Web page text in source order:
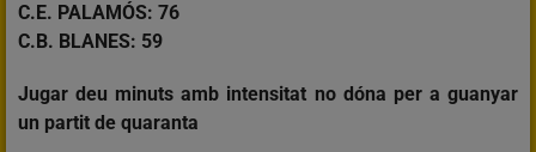
C.E. PALAMÓS: 76
C.B. BLANES: 59
Jugar deu minuts amb intensitat no dóna per a guanyar
un partit de quaranta